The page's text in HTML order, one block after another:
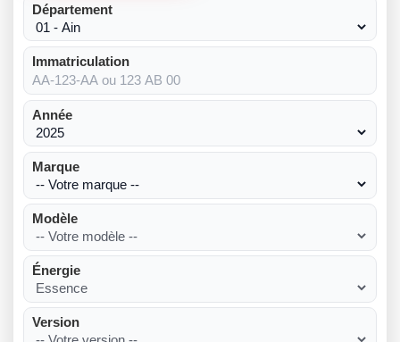
Département
Immatriculation
Année
Marque
Modèle
Énergie
Version